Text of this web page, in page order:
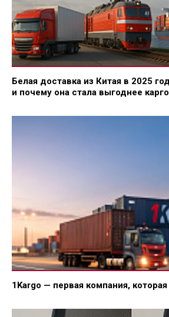
Белая доставка из Китая в 2025
и почему она стала выгоднее
1Kargo — первая компания,